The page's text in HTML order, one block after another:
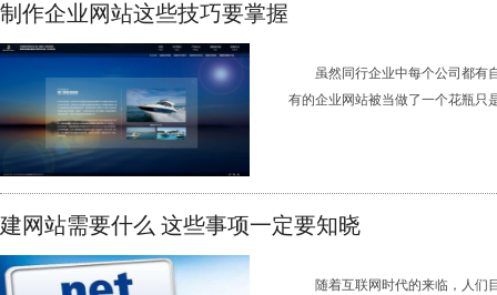
制作企业网站这些技巧要掌握
虽然同行企业中每个公司都有
有的企业网站被当做了一个花瓶只
建网站需要什么 这些事项一定要知晓
随着互联网时代的来临，人们